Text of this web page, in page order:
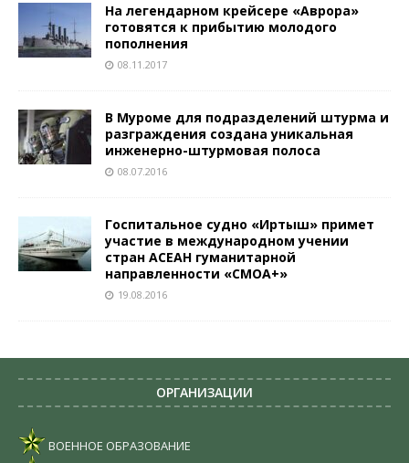
На легендарном крейсере «Аврора»
готовятся к прибытию молодого
пополнения
08.11.2017
В Муроме для подразделений штурма и
разграждения создана уникальная
инженерно-штурмовая полоса
08.07.2016
Госпитальное судно «Иртыш» примет
участие в международном учении
стран АСЕАН гуманитарной
направленности «СМОА+»
19.08.2016
ОРГАНИЗАЦИИ
ВОЕННОЕ ОБРАЗОВАНИЕ